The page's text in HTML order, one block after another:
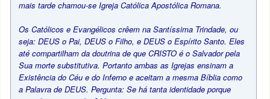
mais tarde chamou-se Igreja Católica Apostólica Romana.
Os Católicos e Evangélicos crêem na Santíssima Trindade, ou
seja: DEUS o Pai, DEUS o Filho, e DEUS o Espírito Santo. Eles
até compartilham da doutrina de que CRISTO é o Salvador pela
Sua morte substitutiva. Portanto ambas as Igrejas ensinam a
Existência do Céu e do Inferno e aceitam a mesma Bíblia como
a Palavra de DEUS. Pergunta: Se há tanta identidade porque